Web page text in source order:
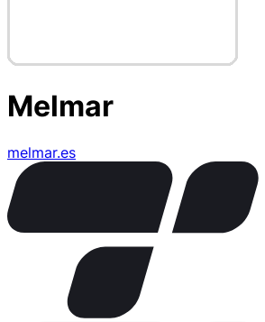
Melmar
melmar.es